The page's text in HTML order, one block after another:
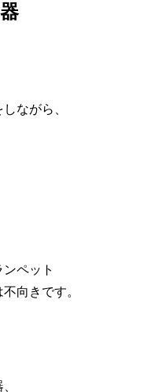
ながら、
ペット
向きです。